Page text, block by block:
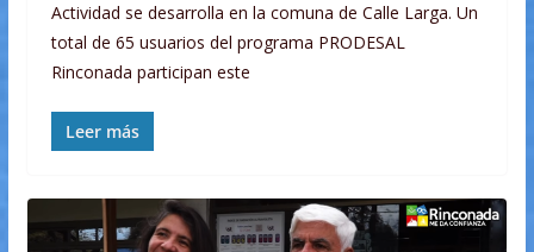
Actividad se desarrolla en la comuna de Calle Larga. Un
total de 65 usuarios del programa PRODESAL
Rinconada participan este
Leer más